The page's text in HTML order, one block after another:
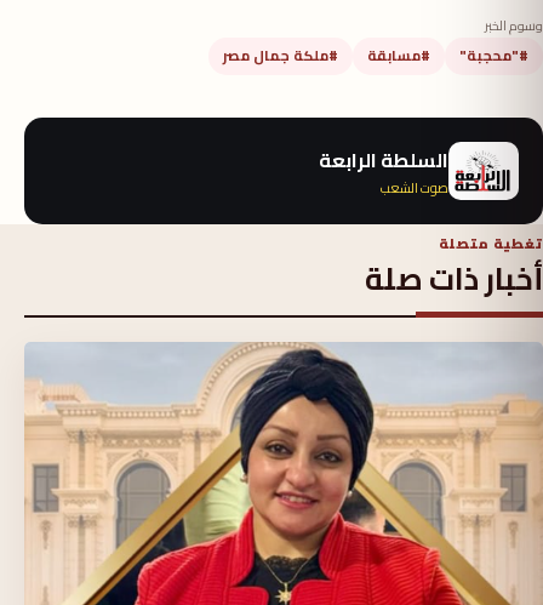
وسوم الخبر
#"محجبة" #مسابقة #ملكة جمال مصر
السلطة الرابعة
صوت الشعب
تغطية متصلة
أخبار ذات صلة